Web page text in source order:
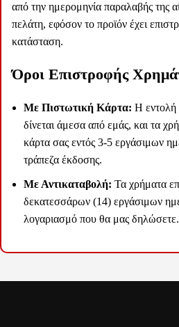
από την ημερομηνία παραλαβής της
πελάτη, εφόσον το προϊόν έχει
κατάσταση.
Όροι Επιστροφής
Με Πιστωτική Κάρτα: Η εντολή
δίνεται άμεσα από εμάς, και τα
κάρτα σας εντός 3-5 εργάσιμων
τράπεζα έκδοσης.
Με Αντικαταβολή: Τα χρήματα
δεκατεσσάρων (14) εργάσιμων
λογαριασμό που θα μας δηλώσετε.